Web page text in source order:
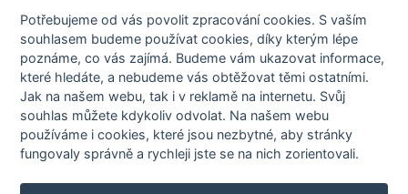
Členové STOBklubu
Zásady nakládání s osobními údaji
Otestujte se
Spočítejte si
Výzva 52
Potřebujeme od vás povolit zpracování cookies. S vaším
souhlasem budeme používat cookies, díky kterým lépe
poznáme,co vás zajímá. Budeme vám ukazovat informace,
které hledáte, a nebudeme vás obtěžovat těmi ostatními.
Jak na našem webu, tak i v reklamě na internetu. Svůj
souhlas můžete kdykoliv odvolat. Na našem webu
používáme i cookies, které jsou nezbytné, aby stránky
fungovaly správně a rychleji jste se na nich zorientovali.